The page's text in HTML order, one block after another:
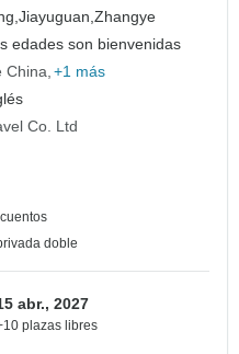
Jiayuguan,Zhangye
edades son bienvenidas
China +1 más
Co. Ltd
doble
abr., 2027
plazas libres